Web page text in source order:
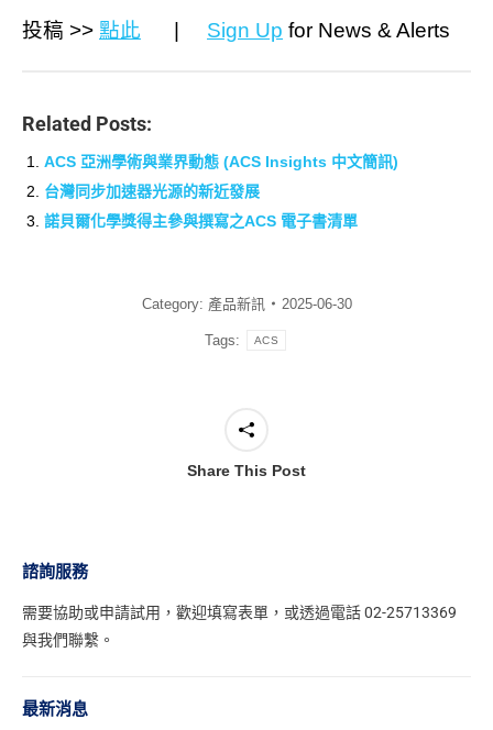
投稿 >> 點此 Sign Up for News & Alerts
Related Posts:
ACS 亞洲學術與業界動態 (ACS Insights 中文簡訊)
台灣同步加速器光源的新近發展
諾貝爾化學獎得主參與撰寫之ACS 電子書清單
Category: 產品新訊 2025-06-30
Tags: ACS
Share This Post
諮詢服務
需要協助或申請試用， 歡迎填寫表單 ，或透過電話 02-25713369
與我們聯繫。
最新消息